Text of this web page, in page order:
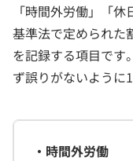
「時間外労働」「
基準法で定められた
を記録する項目です
ず誤りがないように
・ 時間外労働